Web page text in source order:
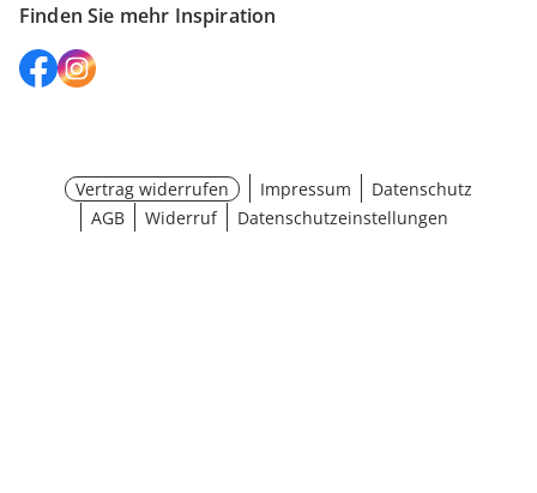
Finden Sie mehr Inspiration
Vertrag widerrufen Impressum
Datenschutz
AGB
Widerruf Datenschutzeinstellungen